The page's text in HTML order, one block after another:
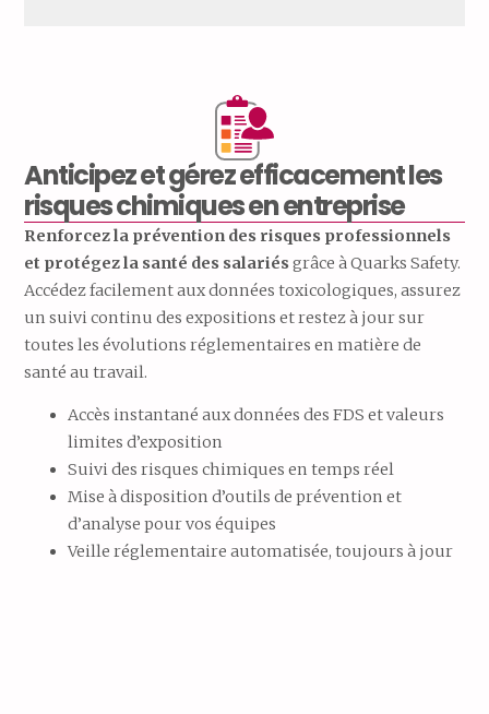
Anticipez et gérez efficacement les
risques chimiques en entreprise
Renforcezla prévention des risques professionnels
et protégezla santé des salariésgrâceàQuarksSafety.
Accédezfacilementauxdonnéestoxicologiques,assurez
unsuivicontinudesexpositionsetrestezà joursur
touteslesévolutionsréglementairesenmatièrede
santéautravail.
Accès instantané aux données des FDS et valeurs
limites d’exposition
Suivi des risques chimiques en temps réel
Mise à disposition d’outils de prévention et
d’analyse pour vos équipes
Veille réglementaire automatisée, toujours à jour